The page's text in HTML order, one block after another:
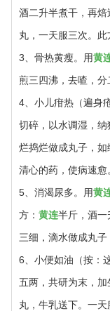
酒二升半煮干，再
丸，一天服三次。此
3、骨热黄瘦。用黄
煎三四沸，去喳，分
4、小儿疳热（遍身
切碎，以水调湿，
烂捣烂做成丸子，
清心的药，使病速愈
5、消渴尿多。用黄
方： 黄连半斤，酒一
三细，滴水做成丸子
6、小便如油（按：
五两，共研为末，
丸，牛乳送下。一天